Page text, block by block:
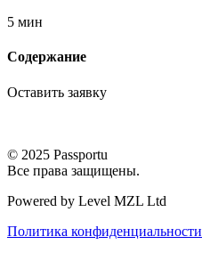
5 мин
Содержание
Оставить заявку
© 2025 Passportu
Все права защищены.
Powered by Level MZL Ltd
Политика конфиденциальности